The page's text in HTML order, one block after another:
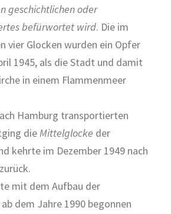
geschichtlichen oder
befürwortet wird. Die im
vier Glocken wurden ein Opfer
1945, als die Stadt und damit
in einem Flammenmeer
Hamburg transportierten
dieMittelglocke der
kehrte im Dezember 1949 nach
mit dem Aufbau der
dem Jahre 1990 begonnen